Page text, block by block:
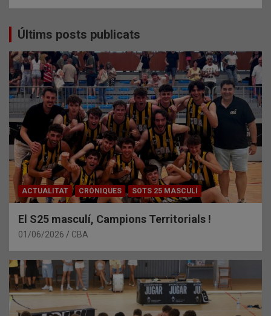
Últims posts publicats
ACTUALITAT CRÒNIQUES SOTS 25 MASCULÍ
El S25 masculí, Campions Territorials !
01/06/2026 CBA